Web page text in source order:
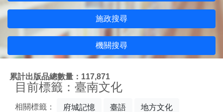
施政搜尋
機關搜尋
累計出版品總數量：117,871
目前標籤：臺南文化
相關標籤： 府城記憶 臺語 地方文化